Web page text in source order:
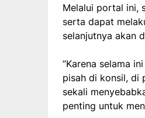
Melalui portal ini,
serta dapat
selanjutnya akan
“Karena selama
pisah di konsil, di
sekali
penting untuk